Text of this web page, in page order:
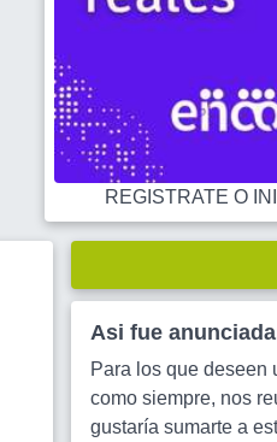
REGISTRATE O
Asi fue
Para los que deseen
como siempre, nos
gustaría sumarte a